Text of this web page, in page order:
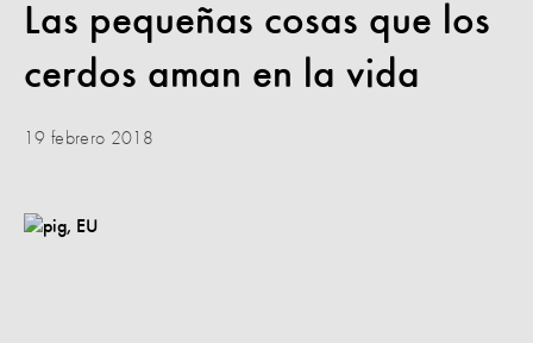
Las pequeñas cosas que los
cerdos aman en la vida
19 febrero 2018